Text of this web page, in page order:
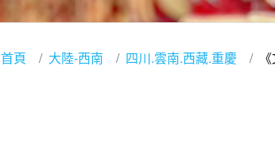
首頁 大陸-西南 四川.雲南.西藏.重慶